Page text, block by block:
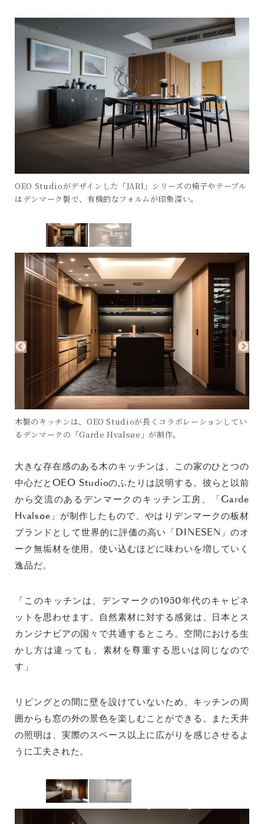
OEO Studioがデザインした「JARI」シリーズの椅子やテーブル
はデンマーク製で、有機的なフォルムが印象深い。
木製のキッチンは、OEO Studioが長くコラボレーションしてい
るデンマークの「Garde Hvalsøe」が制作。
大きな存在感のある木のキッチンは、この家のひとつの
中心だとOEO Studioのふたりは説明する。彼らと以前
から交流のあるデンマークのキッチン工房、「Garde
Hvalsøe」が制作したもので、やはりデンマークの板材
ブランドとして世界的に評価の高い「DINESEN」のオ
ーク無垢材を使用。使い込むほどに味わいを増していく
逸品だ。
「このキッチンは、デンマークの1950年代のキャビネ
ットを思わせます。自然素材に対する感覚は、日本とス
カンジナビアの国々で共通するところ。空間における生
かし方は違っても、素材を尊重する思いは同じなので
す」
リビングとの間に壁を設けていないため、キッチンの周
囲からも窓の外の景色を楽しむことができる。また天井
の照明は、実際のスペース以上に広がりを感じさせるよ
うに工夫された。